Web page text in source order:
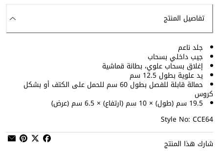
تفاصيل المنتج
جلد ناعم
جيب داخلي بسحاب
إغلاق بسحاب علوي، بطانة قماشية
يد علوية بطول 12.5 سم
حمالة قابلة للفصل بطول 60 سم للحمل على الكتف أو بشكل
كروس
19.5 سم (طول) × 10 سم (ارتفاع) × 6.5 سم (عرض)
Style No: CCE64
شارك هذا المنتج